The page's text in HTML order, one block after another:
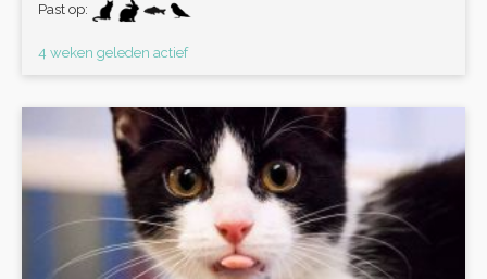
Past op:
4 weken geleden actief